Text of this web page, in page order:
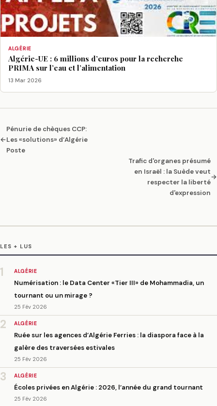
ALGÉRIE
Algérie-UE : 6 millions d’euros pour la recherche
PRIMA sur l’eau et l’alimentation
13 Mar 2026
←
Pénurie de chèques CCP:
Les «solutions» d’Algérie
Poste
Trafic d'organes présumé
en Israël : la Suède veut
respecter la liberté
d'expression
→
LES + LUS
1 ALGÉRIE
Numérisation : le Data Center «Tier III» de Mohammadia, un
tournant ou un mirage ?
25 Fév 2026
2 ALGÉRIE
Ruée sur les agences d’Algérie Ferries : la diaspora face à la
galère des traversées estivales
25 Fév 2026
3 ALGÉRIE
Écoles privées en Algérie : 2026, l’année du grand tournant
25 Fév 2026